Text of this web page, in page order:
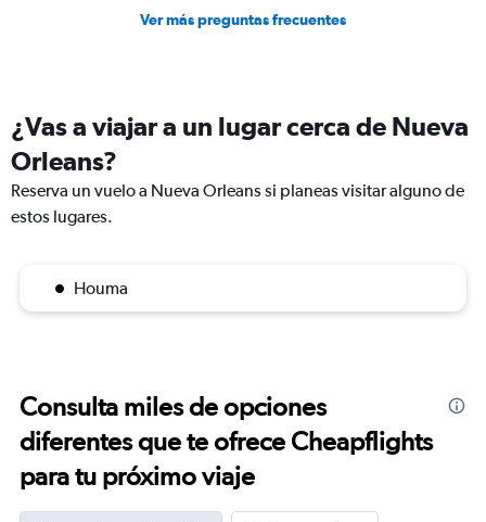
Ver más preguntas frecuentes
¿Vas a viajar a un lugar cerca de Nueva
Orleans?
Reserva un vuelo a Nueva Orleans si planeas visitar alguno de
estos lugares.
Houma
Consulta miles de opciones
diferentes que te ofrece Cheapflights
para tu próximo viaje